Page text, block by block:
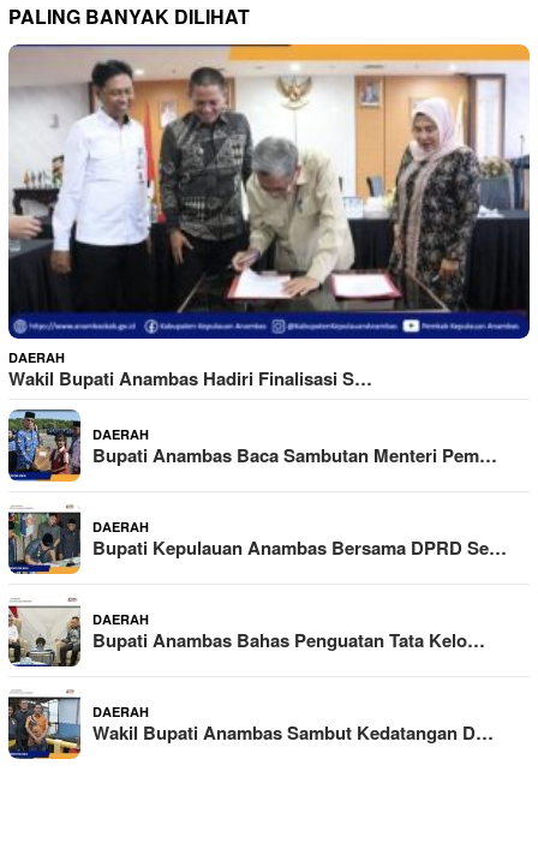
PALING BANYAK DILIHAT
DAERAH
Wakil Bupati Anambas Hadiri Finalisasi S…
DAERAH
Bupati Anambas Baca Sambutan Menteri Pem…
DAERAH
Bupati Kepulauan Anambas Bersama DPRD Se…
DAERAH
Bupati Anambas Bahas Penguatan Tata Kelo…
DAERAH
Wakil Bupati Anambas Sambut Kedatangan D…